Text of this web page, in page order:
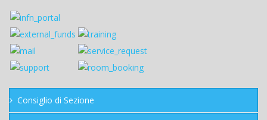
Consiglio di Sezione